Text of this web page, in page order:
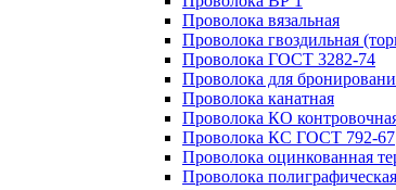
Проволока вязальная
Проволока гвоздильная
Проволока ГОСТ 3282-74
Проволока для
Проволока канатная
Проволока КО
Проволока КС ГОСТ 792-67
Проволока оцинкованная
Проволока полиграфическая